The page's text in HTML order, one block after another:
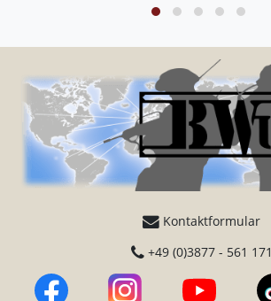
Kontaktformular
+49 (0)3877 - 561 171